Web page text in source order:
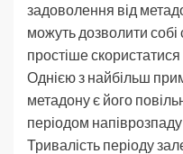
задоволення від
можуть дозволити собі
простіше скористатися
Однією з найбільш
метадону є його
періодом
Тривалість періоду